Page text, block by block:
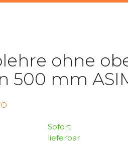
ohne
500 mm
Sofort
lieferbar